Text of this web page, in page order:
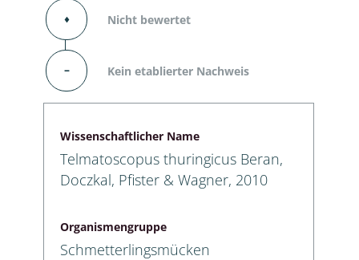
⬧ Nicht bewertet
– Kein etablierter Nachweis
Wissenschaftlicher Name
Telmatoscopus thuringicus Beran,
Doczkal, Pfister & Wagner, 2010
Organismengruppe
Schmetterlingsmücken